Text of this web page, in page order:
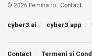
© 2026 Femina.ro | Contact
cyber3.ai cyber3.app
Contact Termeni si